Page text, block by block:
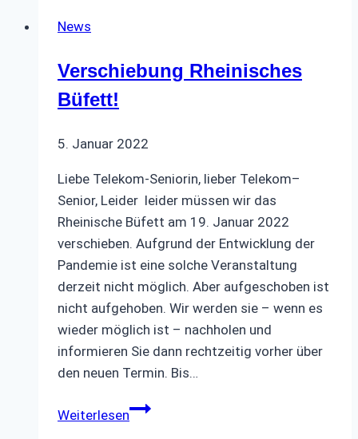
News
Verschiebung Rheinisches
Büfett!
5. Januar 2022
Liebe Telekom-Seniorin, lieber Telekom–
Senior, Leider leider müssen wir das
Rheinische Büfett am 19. Januar 2022
verschieben. Aufgrund der Entwicklung der
Pandemie ist eine solche Veranstaltung
derzeit nicht möglich. Aber aufgeschoben ist
nicht aufgehoben. Wir werden sie – wenn es
wieder möglich ist – nachholen und
informieren Sie dann rechtzeitig vorher über
den neuen Termin. Bis…
WeiterlesenVerschiebung